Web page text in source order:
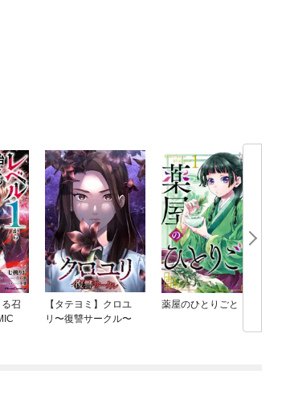
召
【タテヨミ】クロユ
リ〜復讐サークル〜
薬屋のひとりごと